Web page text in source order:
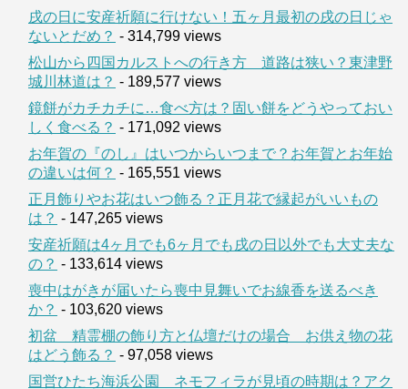
戌の日に安産祈願に行けない！五ヶ月最初の戌の日じゃ
ないとだめ？ - 314,799 views
松山から四国カルストへの行き方 道路は狭い？東津野
城川林道は？ - 189,577 views
鏡餅がカチカチに…食べ方は？固い餅をどうやっておい
しく食べる？ - 171,092 views
お年賀の『のし』はいつからいつまで？お年賀とお年始
の違いは何？ - 165,551 views
正月飾りやお花はいつ飾る？正月花で縁起がいいもの
は？ - 147,265 views
安産祈願は4ヶ月でも6ヶ月でも戌の日以外でも大丈夫な
の？ - 133,614 views
喪中はがきが届いたら喪中見舞いでお線香を送るべき
か？ - 103,620 views
初盆 精霊棚の飾り方と仏壇だけの場合 お供え物の花
はどう飾る？ - 97,058 views
国営ひたち海浜公園 ネモフィラが見頃の時期は？アク